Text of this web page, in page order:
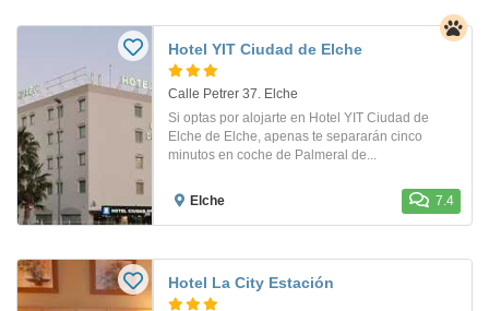
Hotel YIT Ciudad de Elche
Calle Petrer 37. Elche
Si optas por alojarte en Hotel YIT Ciudad de
Elche de Elche, apenas te separarán cinco
minutos en coche de Palmeral de...
Elche 7.4
Hotel La City Estación